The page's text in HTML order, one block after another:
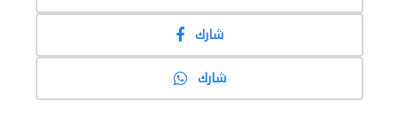
شارك
شارك